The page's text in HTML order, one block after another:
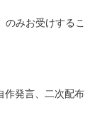
のみお受けするこ
作発言、二次配布